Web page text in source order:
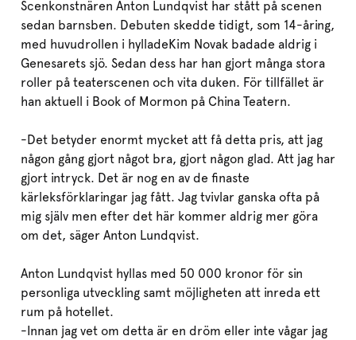
Scenkonstnären Anton Lundqvist har stått på scenen
sedan barnsben. Debuten skedde tidigt, som 14-åring,
med huvudrollen i hylladeKim Novak badade aldrig i
Genesarets sjö. Sedan dess har han gjort många stora
roller på teaterscenen och vita duken. För tillfället är
han aktuell i Book of Mormon på China Teatern.
-Det betyder enormt mycket att få detta pris, att jag
någon gång gjort något bra, gjort någon glad. Att jag har
gjort intryck. Det är nog en av de finaste
kärleksförklaringar jag fått. Jag tvivlar ganska ofta på
mig själv men efter det här kommer aldrig mer göra
om det, säger Anton Lundqvist.
Anton Lundqvist hyllas med 50 000 kronor för sin
personliga utveckling samt möjligheten att inreda ett
rum på hotellet.
-Innan jag vet om detta är en dröm eller inte vågar jag